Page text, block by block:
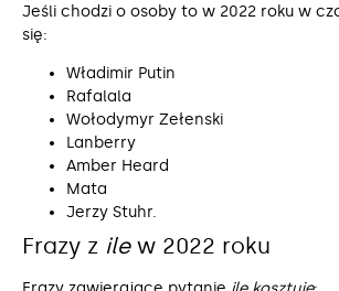
Jeśli chodzi o osoby to w 2022 roku w
się:
Władimir Putin
Rafalala
Wołodymyr Zełenski
Lanberry
Amber Heard
Mata
Jerzy Stuhr.
Frazy z ilew 2022 roku